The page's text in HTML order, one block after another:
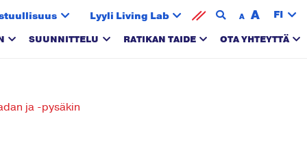
Lyyli Living Lab A A FI
SUUNNITTELU RATIKAN TAIDE OTA YHTEYTTÄ
ja -pysäkin